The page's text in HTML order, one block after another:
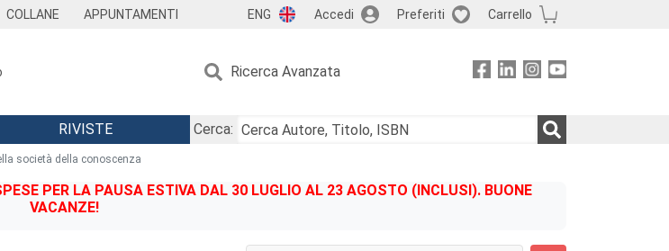
COLLANE APPUNTAMENTI ENG Accedi Preferiti Carrello
Ricerca Avanzata
RIVISTE
Cerca:
società della conoscenza
PER LA PAUSA ESTIVA DAL 30 LUGLIO AL 23 AGOSTO (INCLUSI). BUONE
VACANZE!